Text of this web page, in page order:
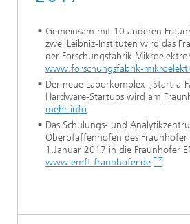
Gemeinsam mit 10 anderen
zwei Leibniz-Instituten wird das
der Forschungsfabrik
www.forschungsfabrik-
Der neue Laborkomplex „Start-a-
Hardware-Startups wird am
mehr info
Das Schulungs- und
Oberpfaffenhofen des Fraunhofer
1.Januar 2017 in die Fraunhofer
www.emft.fraunhofer.de